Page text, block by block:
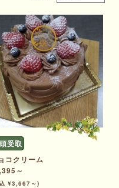
受取
コクリーム
～
¥3,667～)